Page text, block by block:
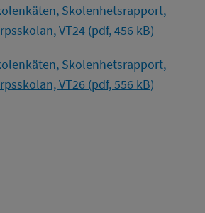
Skolenhetsrapport,
VT24 (pdf, 456 kB)
Skolenhetsrapport,
VT26 (pdf, 556 kB)